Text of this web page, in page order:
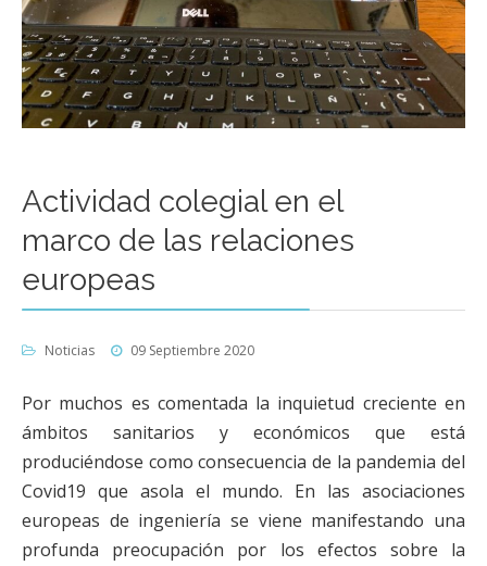
Actividad colegial en el
marco de las relaciones
europeas
Noticias 09 Septiembre 2020
Por muchos es comentada la inquietud creciente en
ámbitos sanitarios y económicos que está
produciéndose como consecuencia de la pandemia del
Covid19 que asola el mundo. En las asociaciones
europeas de ingeniería se viene manifestando una
profunda preocupación por los efectos sobre la